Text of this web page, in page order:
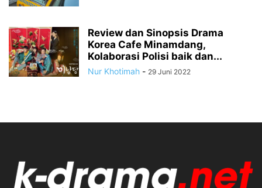
Review dan Sinopsis Drama
Korea Cafe Minamdang,
Kolaborasi Polisi baik dan...
Nur Khotimah - 29 Juni 2022